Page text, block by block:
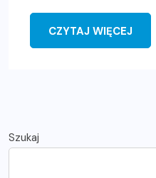
CZYTAJ WIĘCEJ
Szukaj